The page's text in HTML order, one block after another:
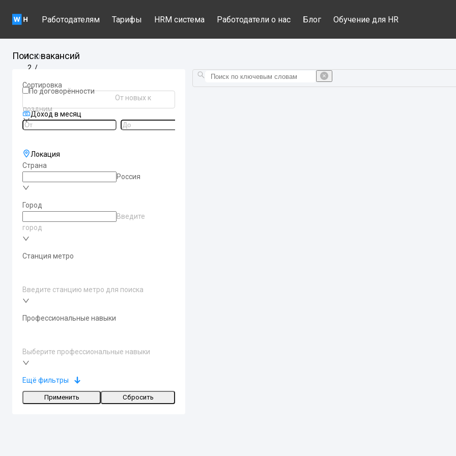
Работодателям Тарифы HRM система Работодатели о нас Блог Обучение для HR
/
/
Поиск вакансий
Сортировка
От новых к
поздним
Доход в месяц
По договорённости
Локация
Страна
Россия
Город
Введите
город
Станция метро
Введите станцию метро для поиска
Профессиональные навыки
Выберите профессиональные навыки
Ещё фильтры
Применить Сбросить